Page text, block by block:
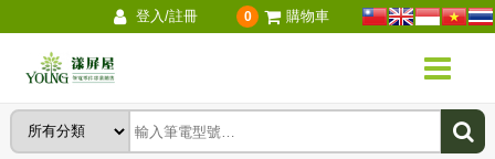
登入/註冊 0 購物車